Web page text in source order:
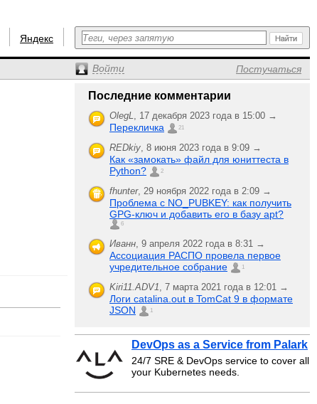
Яндекс
Войти Постучаться
Последние комментарии
OlegL, 17 декабря 2023 года в 15:00 →
Перекличка 21
REDkiy, 8 июня 2023 года в 9:09 →
Как «замокать» файл для юниттеста в
Python?
2
fhunter, 29 ноября 2022 года в 2:09 →
Проблема с NO_PUBKEY: как получить
GPG-ключ и добавить его в базу apt?
6
Иванн, 9 апреля 2022 года в 8:31 →
Ассоциация РАСПО провела первое
учредительное собрание
1
Kiri11.ADV1, 7 марта 2021 года в 12:01 →
Логи catalina.out в TomCat 9 в формате
JSON
1
DevOps as a Service from Palark
24/7 SRE & DevOps service to cover all
your Kubernetes needs.